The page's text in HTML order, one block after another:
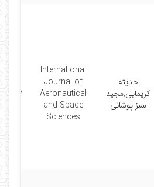
حدیثه
کریمایی,مجید
سبز پوشانی
International
Journal of
Aeronautical
and Space
Sciences
09-21